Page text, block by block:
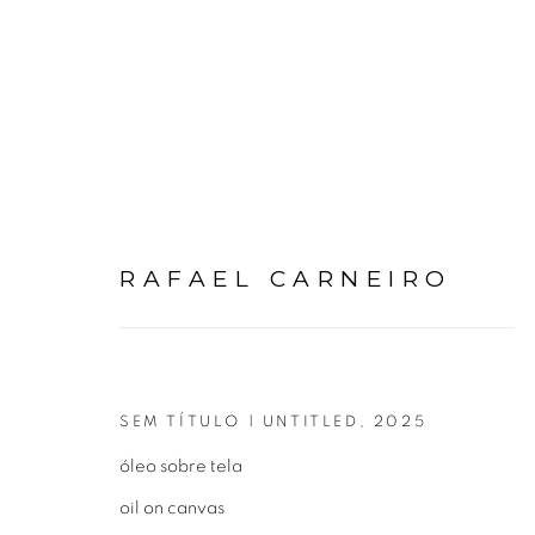
Avenida Nove de Julho, 5162
RAFAEL CARNEIRO
SEM TÍTULO | UNTITLED , 2025
óleo sobre tela
oil on canvas